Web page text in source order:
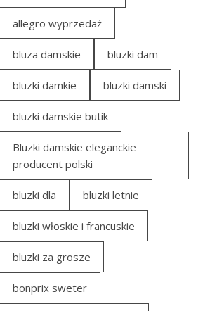
allegro wyprzedaż
bluza damskie bluzki dam
bluzki damkie bluzki damski
bluzki damskie butik
Bluzki damskie eleganckie
producent polski
bluzki dla bluzki letnie
bluzki włoskie i francuskie
bluzki za grosze
bonprix sweter